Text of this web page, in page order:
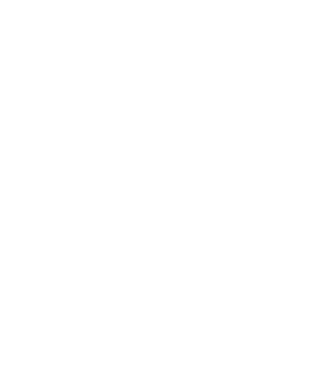
Set integriert
der FRITZ!Box oder